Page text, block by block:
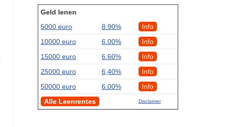
Geld lenen
5000 euro
8.90%
Info
10000 euro
6.00%
Info
15000 euro
6.60%
Info
25000 euro
6,40%
Info
50000 euro
6.00%
Info
Alle Leenrentes
Disclaimer